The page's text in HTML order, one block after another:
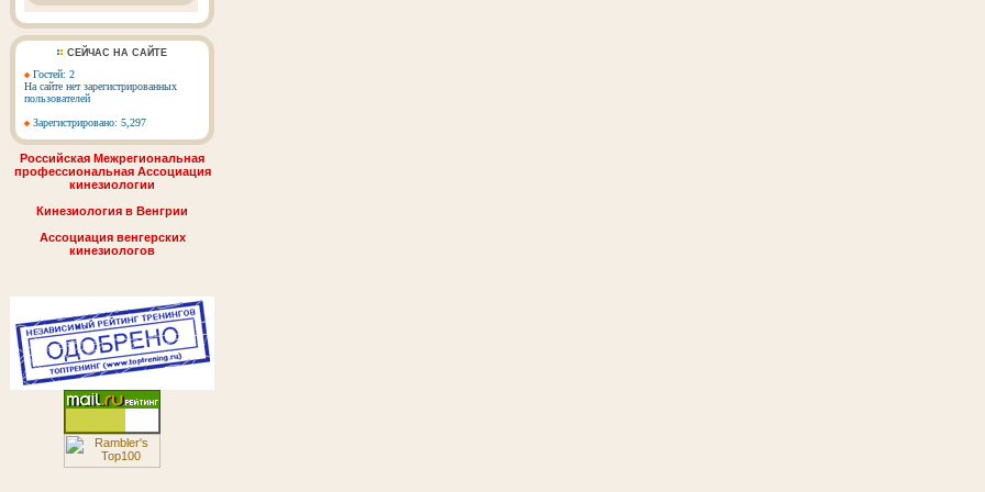
СЕЙЧАС НА САЙТЕ
Гостей: 2
На сайте нет зарегистрированных
пользователей
Зарегистрировано: 5,297
Российская Межрегиональная
профессиональная Ассоциация
кинезиологии
Кинезиология в Венгрии
Ассоциация венгерских
кинезиологов